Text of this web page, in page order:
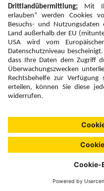
Newsletter:
Fairness und
Copyright © 2026